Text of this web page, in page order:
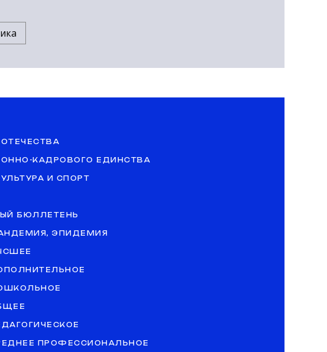
КАДРОВОГО ЕДИНСТВА
И СПОРТ
БЮЛЛЕТЕНЬ
ЭПИДЕМИЯ
ПРОФЕССИОНАЛЬНОЕ